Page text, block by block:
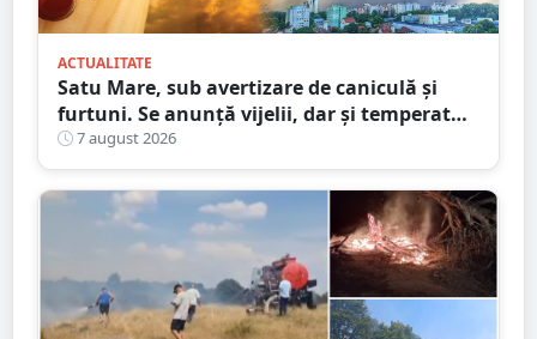
ACTUALITATE
Satu Mare, sub avertizare de caniculă și
furtuni. Se anunță vijelii, dar și temperaturi
ridicate. Avertizarea ANM
7 august 2026